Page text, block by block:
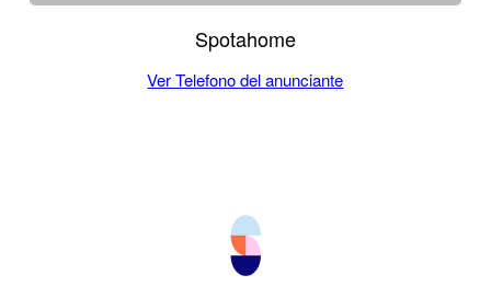
Spotahome
Ver Telefono del anunciante